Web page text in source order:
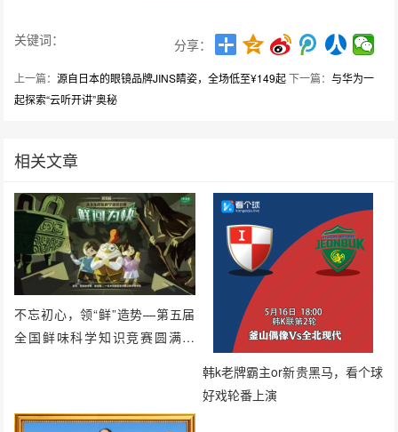
关键词： 分享：
上一篇：源自日本的眼镜品牌JINS睛姿，全场低至¥149起下一篇：与华为一
起探索“云听开讲”奥秘
相关文章
不忘初心，领“鲜”造势—第五届
全国鲜味科学知识竞赛圆满落
韩k老牌霸主or新贵黑马，看个球
好戏轮番上演